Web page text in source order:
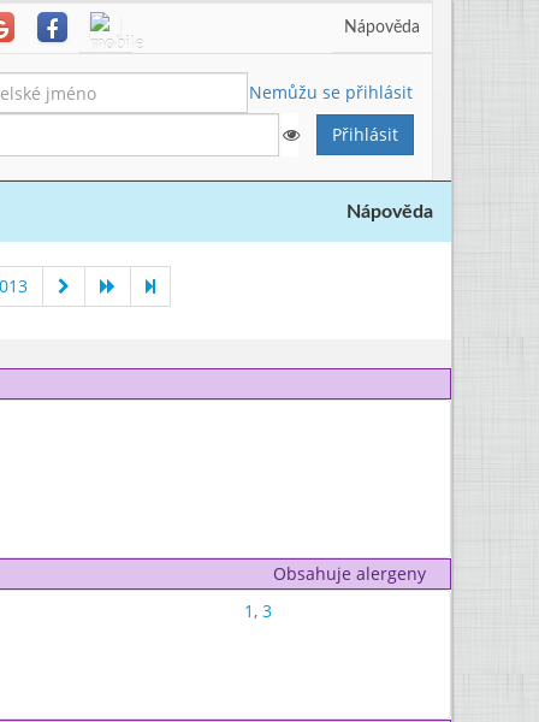
Nápověda
Nemůžu se přihlásit
Nápověda
Obsahuje alergeny
1, 3